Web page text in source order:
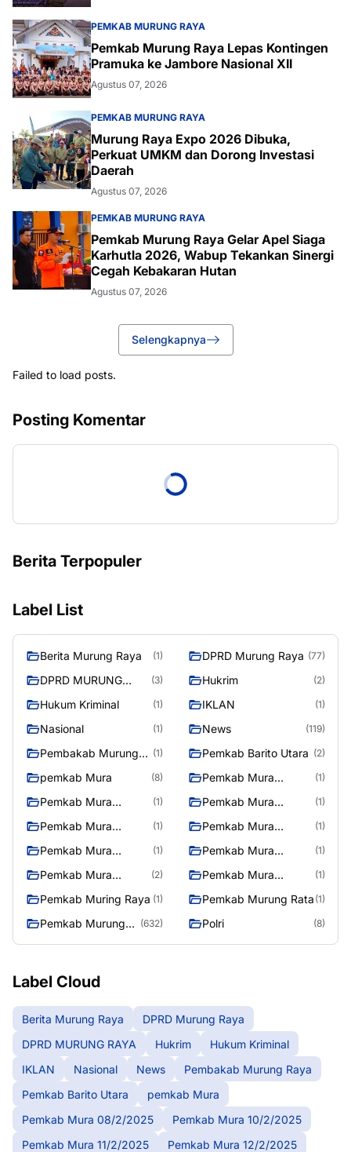
PEMKAB MURUNG RAYA
Pemkab Murung Raya Lepas Kontingen
Pramuka ke Jambore Nasional XII
Agustus 07, 2026
PEMKAB MURUNG RAYA
Murung Raya Expo 2026 Dibuka,
Perkuat UMKM dan Dorong Investasi
Daerah
Agustus 07, 2026
PEMKAB MURUNG RAYA
Pemkab Murung Raya Gelar Apel Siaga
Karhutla 2026, Wabup Tekankan Sinergi
Cegah Kebakaran Hutan
Agustus 07, 2026
Selengkapnya
Failed to load posts.
Posting Komentar
Berita Terpopuler
Label List
Berita Murung Raya (1) DPRD Murung Raya (77)
DPRD MURUNG
(3) Hukrim (2)
Hukum Kriminal (1) IKLAN (1)
Nasional (1) News (119)
Pembakab Murung
(1) Pemkab Barito Utara (2)
pemkab Mura (8)
Pemkab Mura
(1)
Pemkab Mura
(1)
Pemkab Mura
(1)
Pemkab Mura
(1)
Pemkab Mura
(1)
Pemkab Mura
(1)
Pemkab Mura
(1)
Pemkab Mura
(2)
Pemkab Mura
(1)
Pemkab Muring Raya (1) Pemkab Murung Rata (1)
Pemkab Murung
(632) Polri (8)
Label Cloud
Berita Murung Raya
DPRD Murung Raya
DPRD MURUNG RAYA
Hukrim
Hukum Kriminal
IKLAN
Nasional News
Pembakab Murung Raya
Pemkab Barito Utara
pemkab Mura
Pemkab Mura 08/2/2025
Pemkab Mura 10/2/2025
Pemkab Mura 11/2/2025
Pemkab Mura 12/2/2025